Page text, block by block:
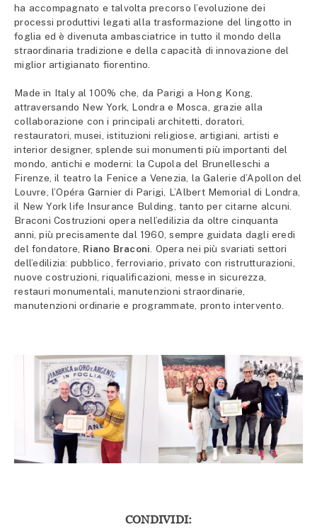
ha accompagnato e talvolta precorso l’evoluzione dei
processi produttivi legati alla trasformazione del lingotto in
foglia ed è divenuta ambasciatrice in tutto il mondo della
straordinaria tradizione e della capacità di innovazione del
miglior artigianato fiorentino.
Made in Italy al 100% che, da Parigi a Hong Kong,
attraversando New York, Londra e Mosca, grazie alla
collaborazione con i principali architetti, doratori,
restauratori, musei, istituzioni religiose, artigiani, artisti e
interior designer, splende sui monumenti più importanti del
mondo, antichi e moderni: la Cupola del Brunelleschi a
Firenze, il teatro la Fenice a Venezia, la Galerie d’Apollon del
Louvre, l’Opéra Garnier di Parigi, L’Albert Memorial di Londra,
il New York life Insurance Bulding, tanto per citarne alcuni.
Braconi Costruzioni opera nell’edilizia da oltre cinquanta
anni, più precisamente dal 1960, sempre guidata dagli eredi
del fondatore, Riano Braconi . Opera nei più svariati settori
dell’edilizia: pubblico, ferroviario, privato con ristrutturazioni,
nuove costruzioni, riqualificazioni, messe in sicurezza,
restauri monumentali, manutenzioni straordinarie,
manutenzioni ordinarie e programmate, pronto intervento.
CONDIVIDI: